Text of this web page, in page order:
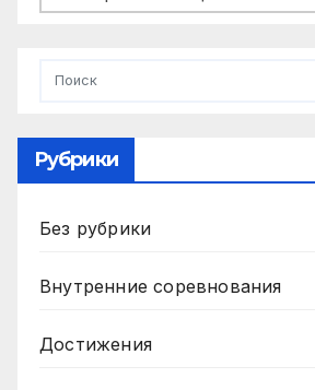
Рубрики
Без рубрики
Внутренние соревнования
Достижения